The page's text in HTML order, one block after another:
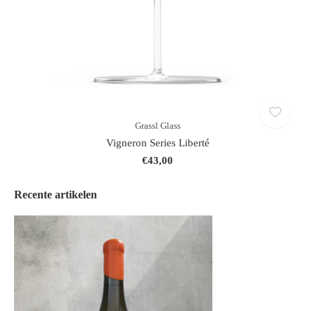
Grassl Glass
Vigneron Series Liberté
€43,00
Recente artikelen